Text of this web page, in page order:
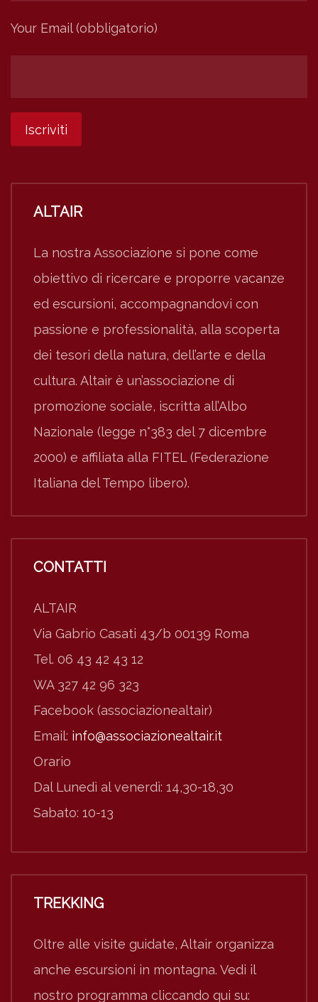
Your Email (obbligatorio)
ALTAIR
La nostra Associazione si pone come
obiettivo di ricercare e proporre vacanze
ed escursioni, accompagnandovi con
passione e professionalità, alla scoperta
dei tesori della natura, dell’arte e della
cultura. Altair è un’associazione di
promozione sociale, iscritta all’Albo
Nazionale (legge n°383 del 7 dicembre
2000) e affiliata alla FITEL (Federazione
Italiana del Tempo libero).
CONTATTI
ALTAIR
Via Gabrio Casati 43/b 00139 Roma
Tel. 06 43 42 43 12
WA 327 42 96 323
Facebook (associazionealtair)
Email: info@associazionealtair.it
Orario
Dal Lunedì al venerdì: 14,30-18,30
Sabato: 10-13
TREKKING
Oltre alle visite guidate, Altair organizza
anche escursioni in montagna. Vedi il
nostro programma cliccando qui su: